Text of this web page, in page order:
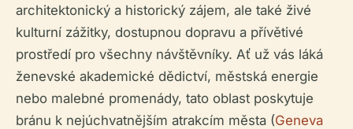
architektonický a historický zájem, ale také živé
kulturní zážitky, dostupnou dopravu a přívětivé
prostředí pro všechny návštěvníky. Ať už vás láká
ženevské akademické dědictví, městská energie
nebo malebné promenády, tato oblast poskytuje
bránu k nejúchvatnějším atrakcím města (Geneva